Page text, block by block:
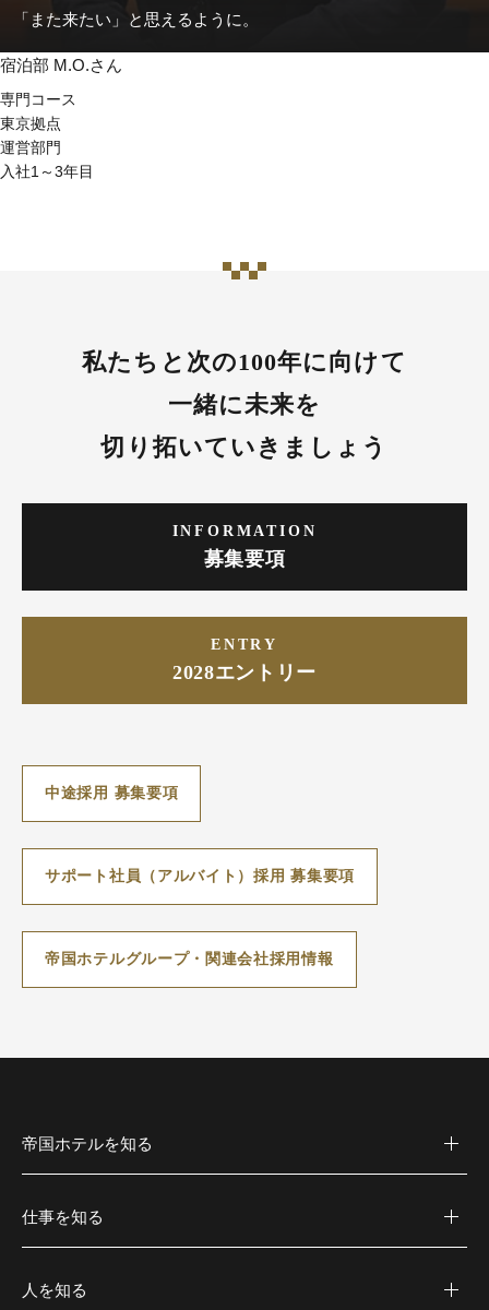
宿泊部 M.O.さん
専門コース
東京拠点
運営部門
入社1～3年目
「また来たい」と思えるように。
私たちと次の100年に向けて
一緒に未来を
切り拓いていきましょう
INFORMATION
募集要項
ENTRY
2028エントリー
中途採用 募集要項
サポート社員（アルバイト）採用 募集要項
帝国ホテルグループ・関連会社採用情報
帝国ホテルを知る
仕事を知る
人を知る